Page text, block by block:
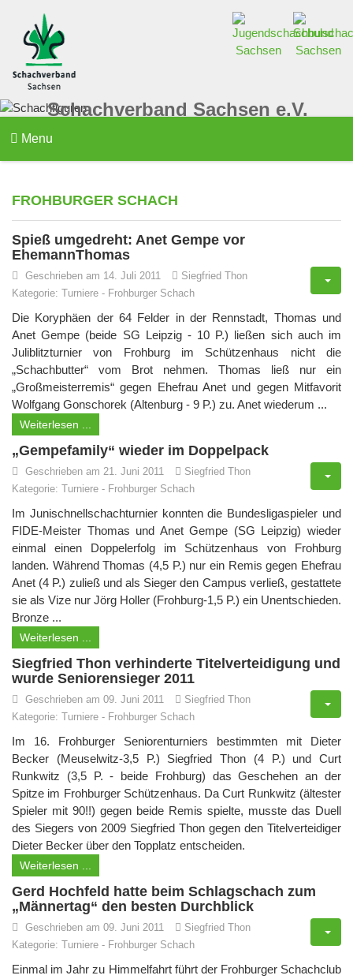
Schachverband Sachsen e.V.
Menu
FROHBURGER SCHACH
Spieß umgedreht: Anet Gempe vor
EhemannThomas
Geschrieben am 14. Juli 2011
Siegfried Thon
Kategorie: Turniere - Frohburger Schach
Die Koryphäen der 64 Felder in der Rennstadt, Thomas und
Anet Gempe (beide SG Leipzig - 10 P.) ließen sich auch im
Juliblitzturnier von Frohburg im Schützenhaus nicht die
„Schachbutter“ vom Brot nehmen. Thomas ließ nur ein
„Großmeisterremis“ gegen Ehefrau Anet und gegen Mitfavorit
Wolfgang Gonschorek (Altenburg - 9 P.) zu. Anet wiederum ...
Weiterlesen ...
„Gempefamily“ wieder im Doppelpack
Geschrieben am 21. Juni 2011
Siegfried Thon
Kategorie: Turniere - Frohburger Schach
Im Junischnellschachturnier konnten die Bundesligaspieler und
FIDE-Meister Thomas und Anet Gempe (SG Leipzig) wieder
einmal einen Doppelerfolg im Schützenhaus von Frohburg
landen. Während Thomas (4,5 P.) nur ein Remis gegen Ehefrau
Anet (4 P.) zuließ und als Sieger den Campus verließ, gestattete
sie als Vize nur Jörg Holler (Frohburg-1,5 P.) ein Unentschieden.
Bronze ...
Weiterlesen ...
Siegfried Thon verhinderte Titelverteidigung und
wurde Seniorensieger 2011
Geschrieben am 09. Juni 2011
Siegfried Thon
Kategorie: Turniere - Frohburger Schach
Im 16. Frohburger Seniorenturniers bestimmten mit Dieter
Becker (Meuselwitz-3,5 P.) Siegfried Thon (4 P.) und Curt
Runkwitz (3,5 P. - beide Frohburg) das Geschehen an der
Spitze im Frohburger Schützenhaus. Da Curt Runkwitz (ältester
Spieler mit 90!!) gegen beide Remis spielte, musste das Duell
des Siegers von 2009 Siegfried Thon gegen den Titelverteidiger
Dieter Becker über den Topplatz entscheiden.
Weiterlesen ...
Gerd Hochfeld hatte beim Schlagschach zum
„Männertag“ den besten Durchblick
Geschrieben am 09. Juni 2011
Siegfried Thon
Kategorie: Turniere - Frohburger Schach
Einmal im Jahr zu Himmelfahrt führt der Frohburger Schachclub